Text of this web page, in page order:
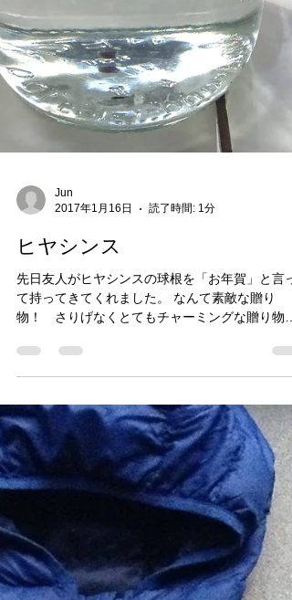
Jun
ヒヤシンス
先日友人がヒヤシンスの球根を「お年賀」と言っ
て持ってきてくれました。 なんて素敵な贈り
物！ さりげなくとてもチャーミングな贈り物に
すっかり感激してしまいました。 家に帰って開
てみると白くてツヤツヤした根っこが伸びていま
した。コップに入れてみたけれど根っこが窮屈そ